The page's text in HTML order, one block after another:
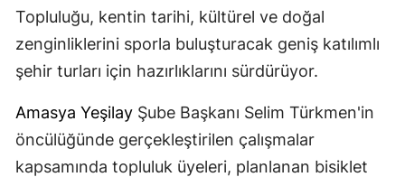
Topluluğu, kentin tarihi, kültürel ve doğal
zenginliklerini sporla buluşturacak geniş katılımlı
şehir turları için hazırlıklarını sürdürüyor.
Amasya Yeşilay Şube Başkanı Selim Türkmen'in
öncülüğünde gerçekleştirilen çalışmalar
kapsamında topluluk üyeleri, planlanan bisiklet